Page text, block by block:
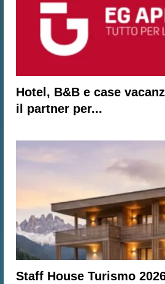
Hotel, B&B e case
il partner per...
Staff House Turismo